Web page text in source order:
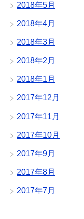
2018年5月
2018年4月
2018年3月
2018年2月
2018年1月
2017年12月
2017年11月
2017年10月
2017年9月
2017年8月
2017年7月